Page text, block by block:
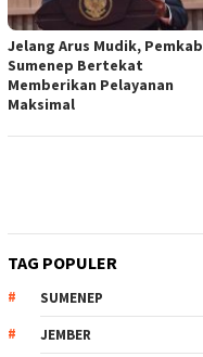
Jelang Arus Mudik, Pemkab
Sumenep Bertekat
Memberikan Pelayanan
Maksimal
TAG POPULER
SUMENEP
JEMBER